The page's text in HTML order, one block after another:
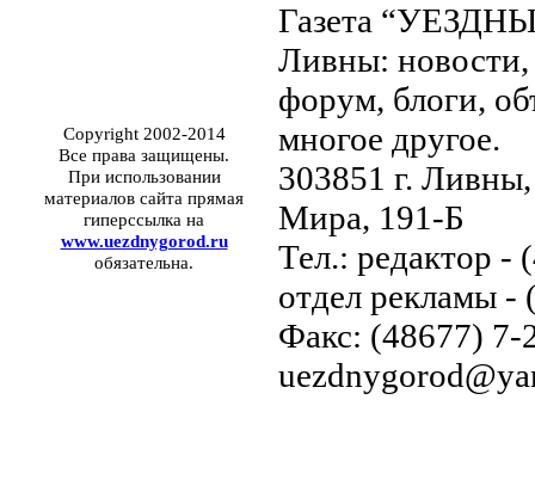
Copyright 2002-2014
Все права защищены.
При использовании
материалов сайта прямая
гиперссылка на
www.uezdnygorod.ru
обязательна.
Газета
Ливны: новости,
форум, блоги,
многое другое.
303851 г.
Мира, 191-Б
Тел.: редактор -
отдел рекламы -
Факс: (48677) 7-